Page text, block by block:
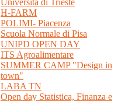
Università di Trieste
H-FARM
POLIMI- Piacenza
Scuola Normale di Pisa
UNIPD OPEN DAY
ITS Agroalimentare
SUMMER CAMP "Design in
town"
LABA TN
Open day Statistica, Finanza e